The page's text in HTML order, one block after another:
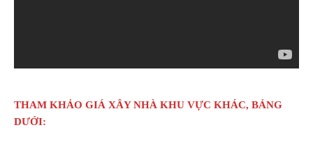
THAM KHẢO GIÁ XÂY NHÀ KHU VỰC KHÁC, BẢNG
DƯỚI: